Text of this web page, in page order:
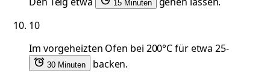
15 Minuten
10
Im vorgeheizten Ofen bei 200°C für etwa 25-
30 Minuten
backen.